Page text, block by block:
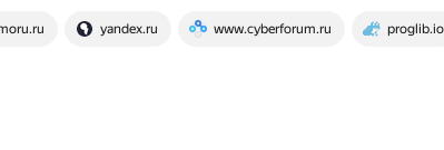
yandex.ru www.cyberforum.ru proglib.io